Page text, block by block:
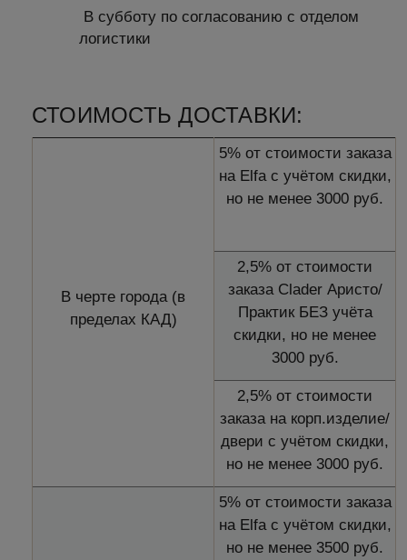
В субботу по согласованию с отделом
логистики
СТОИМОСТЬ ДОСТАВКИ:
В черте города (в
пределах КАД)
5% от стоимости заказа
на Elfa с учётом скидки,
но не менее 3000 руб.
2,5% от стоимости
заказа Clader Аристо/
Практик БЕЗ учёта
скидки, но не менее
3000 руб.
2,5% от стоимости
заказа на корп.изделие/
двери с учётом скидки,
но не менее 3000 руб.
5% от стоимости заказа
на Elfa с учётом скидки,
но не менее 3500 руб.